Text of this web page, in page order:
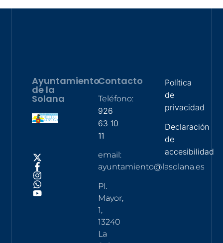
Ayuntamiento
de la
Solana
Contacto
Teléfono:
926
63 10
11
email:
ayuntamiento@lasolana.es
Pl.
Mayor,
1,
13240
La
Política
de
privacidad
Declaración
de
accesibilidad